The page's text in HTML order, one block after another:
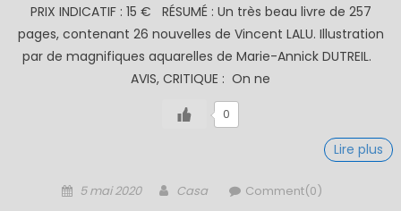
PRIX INDICATIF : 15 € RÉSUMÉ : Un très beau livre de 257
pages, contenant 26 nouvelles de Vincent LALU. Illustration
par de magnifiques aquarelles de Marie-Annick DUTREIL.
AVIS, CRITIQUE : On ne
0
Lire plus
Posted
5 mai 2020 Author
Casa Comment(0)